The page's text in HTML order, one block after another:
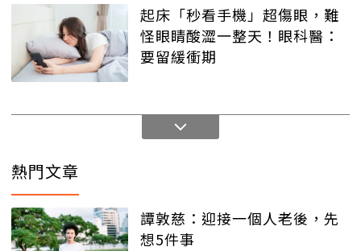
起床「秒看手機」超傷眼，難
怪眼睛酸澀一整天！眼科醫：
要留緩衝期
熱門文章
譚敦慈：迎接一個人老後，先
想5件事